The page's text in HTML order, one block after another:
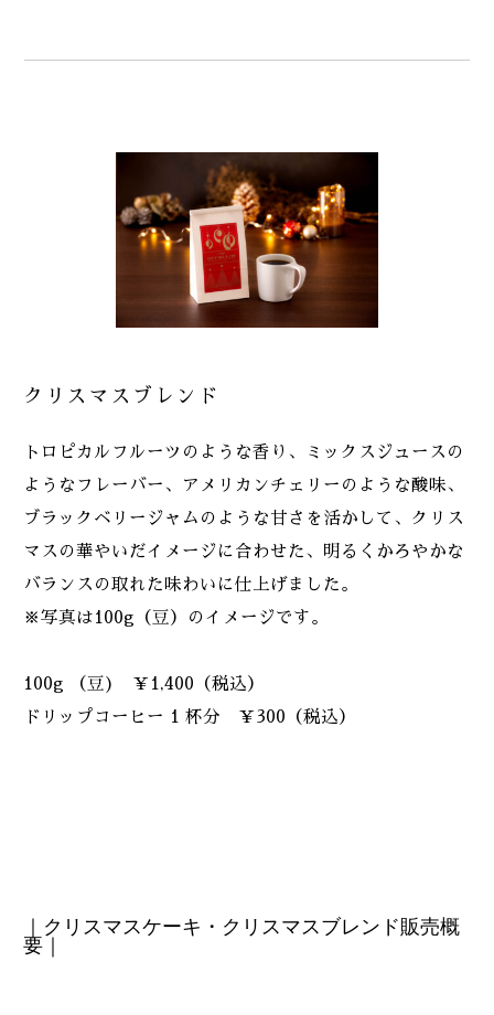
クリスマスブレンド
トロピカルフルーツのような香り、ミックスジュースの
ようなフレーバー、アメリカンチェリーのような酸味、
ブラックベリージャムのような甘さを活かして、クリス
マスの華やいだイメージに合わせた、明るくかろやかな
バランスの取れた味わいに仕上げました。
※写真は100g（豆）のイメージです。
100g （豆) ￥1,400（税込）
ドリップコーヒー 1 杯分 ￥300（税込）
｜クリスマスケーキ・クリスマスブレンド販売概
要｜